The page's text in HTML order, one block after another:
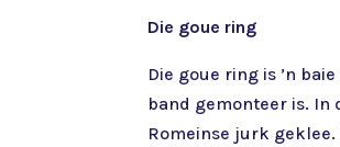
Die goue ring
Die goue ring is ’n
band gemonteer is. In
Romeinse jurk